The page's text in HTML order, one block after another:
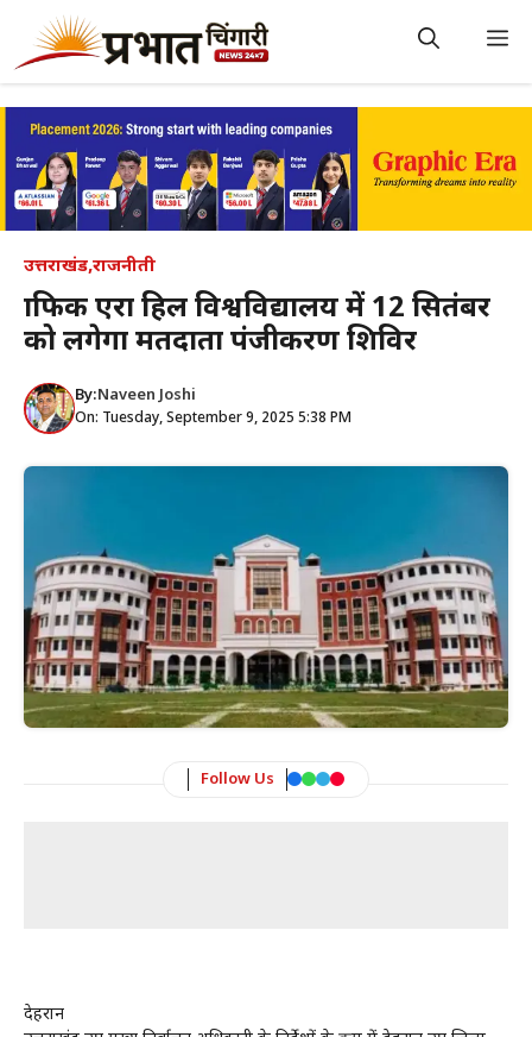
content
उत्तराखंड,राजनीती
ग्राफिक एरा हिल विश्वविद्यालय में 12 सितंबर
को लगेगा मतदाता पंजीकरण शिविर
By:Naveen Joshi
On: Tuesday, September 9, 2025 5:38 PM
Follow Us
देहरादून